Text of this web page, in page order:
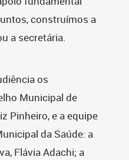
construímos a
a secretária.
os
Municipal de
Pinheiro, e a equipe
da Saúde: a
Flávia Adachi; a